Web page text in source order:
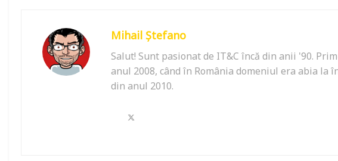
Mihail Ștefano
Salut! Sunt pasionat de IT&C încă din anii '90.
anul 2008, când în România domeniul era abia la
din anul 2010.